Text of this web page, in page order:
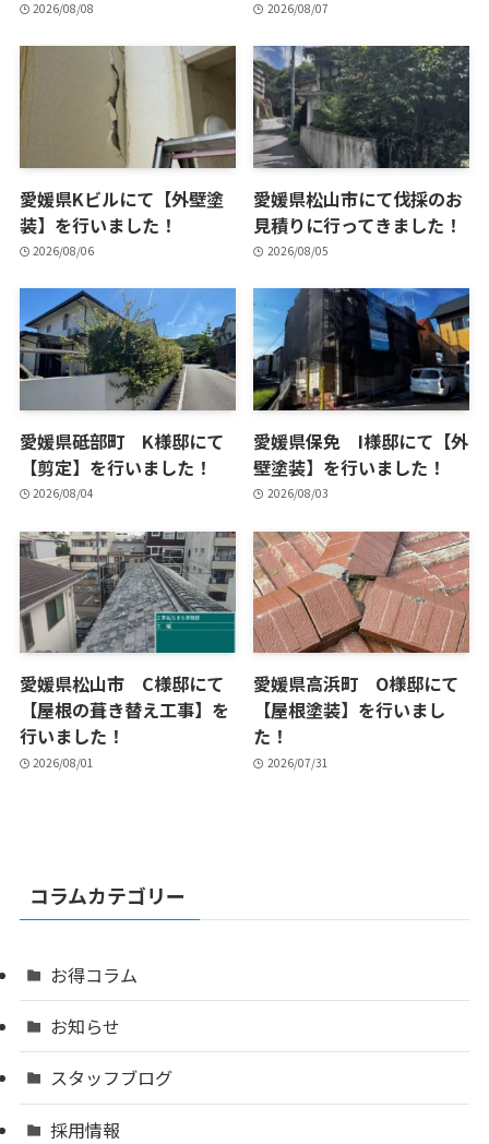
2026/08/08 2026/08/07
愛媛県Kビルにて【外壁塗
装】を行いました！
2026/08/06
愛媛県松山市にて伐採のお
見積りに行ってきました！
2026/08/05
愛媛県砥部町 K様邸にて
【剪定】を行いました！
2026/08/04
愛媛県保免 I様邸にて【外
壁塗装】を行いました！
2026/08/03
愛媛県松山市 C様邸にて
【屋根の葺き替え工事】を
行いました！
2026/08/01
愛媛県高浜町 O様邸にて
【屋根塗装】を行いまし
た！
2026/07/31
コラムカテゴリー
お得コラム
お知らせ
スタッフブログ
採用情報